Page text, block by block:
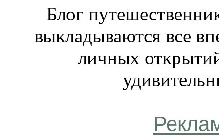
Блог
выкладываются все
личных